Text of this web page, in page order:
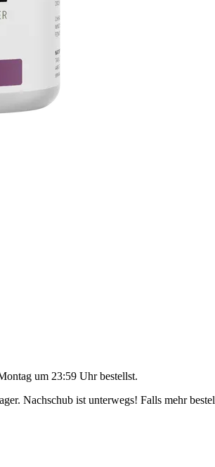
um 23:59 Uhrbestellst.
Nachschub ist unterwegs! Falls mehr